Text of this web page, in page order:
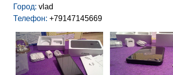
Город: vlad
Телефон: +79147145669